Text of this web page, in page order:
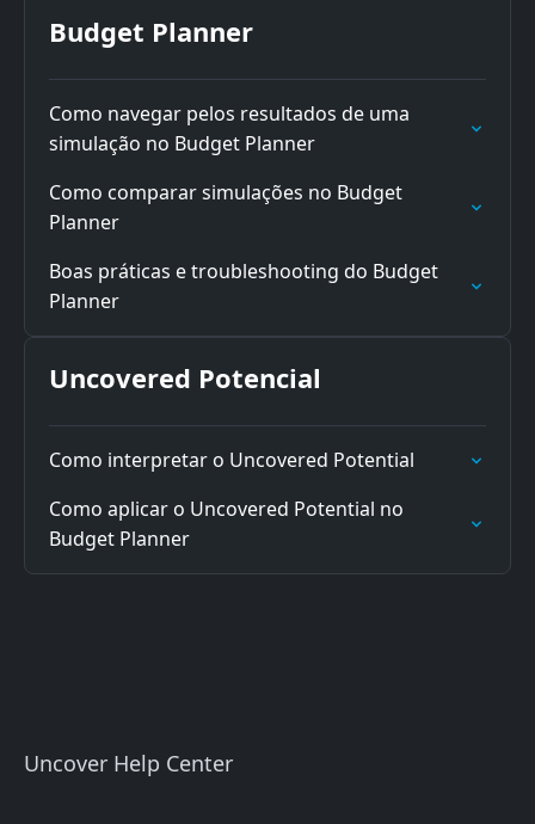
Budget Planner
Como navegar pelos resultados de uma
simulação no Budget Planner
Como comparar simulações no Budget
Planner
Boas práticas e troubleshooting do Budget
Planner
Uncovered Potencial
Como interpretar o Uncovered Potential
Como aplicar o Uncovered Potential no
Budget Planner
Uncover Help Center